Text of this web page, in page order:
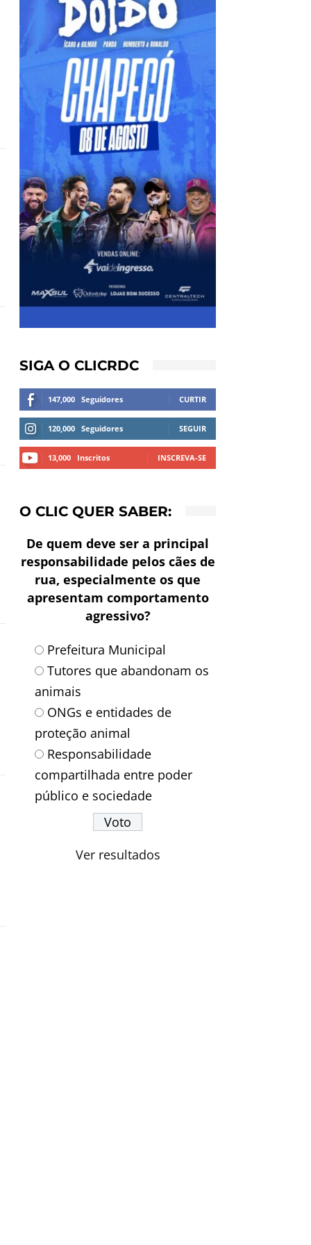
SIGA O CLICRDC
147,000 Seguidores CURTIR
120,000 Seguidores SEGUIR
13,000 Inscritos INSCREVA-SE
O CLIC QUER SABER:
De quem deve ser a principal
responsabilidade pelos cães de
rua, especialmente os que
apresentam comportamento
agressivo?
Prefeitura Municipal
Tutores que abandonam os
animais
ONGs e entidades de
proteção animal
Responsabilidade
compartilhada entre poder
público e sociedade
Ver resultados